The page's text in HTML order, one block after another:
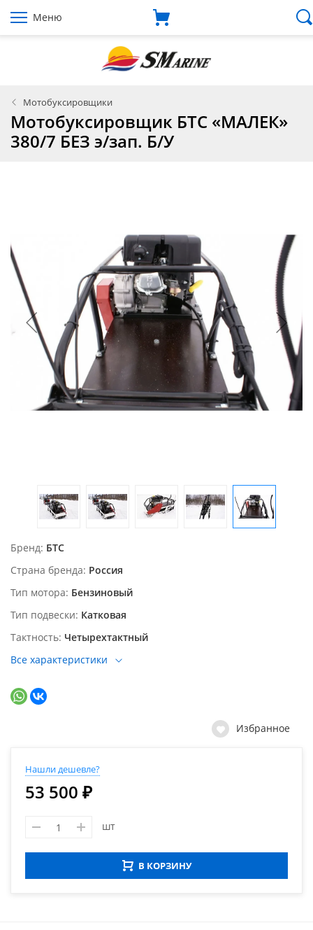
Меню
Мотобуксировщики
Мотобуксировщик БТС «МАЛЕК»
380/7 БЕЗ э/зап. Б/У
Бренд БТС
Страна бренда Россия
Тип мотора Бензиновый
Тип подвески Катковая
Тактность Четырехтактный
Все характеристики
Избранное
Нашли дешевле?
53 500 ₽
шт
В КОРЗИНУ